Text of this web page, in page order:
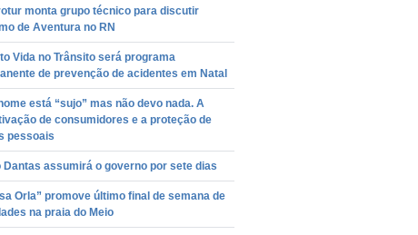
monta grupo técnico para discutir
de Aventura no RN
Vida no Trânsito será programa
de prevenção de acidentes em Natal
está “sujo” mas não devo nada. A
de consumidores e a proteção de
pessoais
Dantas assumirá o governo por sete dias
Orla” promove último final de semana de
na praia do Meio